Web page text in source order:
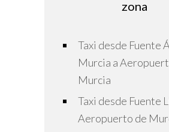
zona
Taxi desde Fuente
Murcia a
Murcia
Taxi desde Fuente
Aeropuerto de